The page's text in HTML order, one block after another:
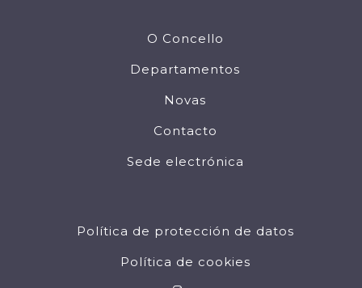
O Concello
Departamentos
Novas
Contacto
Sede electrónica
Política de protección de datos
Política de cookies